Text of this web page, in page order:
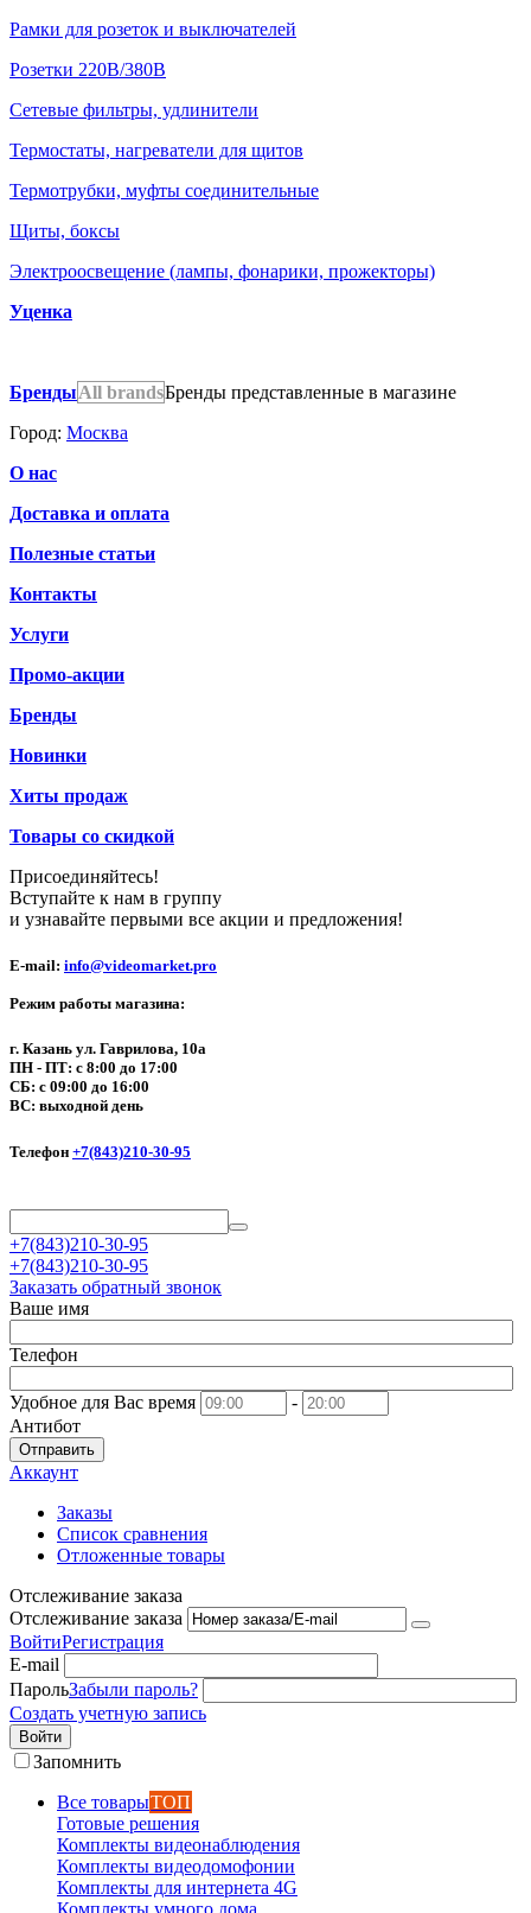
Рамки для розеток и выключателей
Розетки 220В/380В
Сетевые фильтры, удлинители
Термостаты, нагреватели для щитов
Термотрубки, муфты соединительные
Щиты, боксы
Электроосвещение (лампы, фонарики, прожекторы)
Уценка
БрендыAll brandsБренды представленные в магазине
Город: Москва
О нас
Доставка и оплата
Полезные статьи
Контакты
Услуги
Промо-акции
Бренды
Новинки
Хиты продаж
Товары со скидкой
Присоединяйтесь!
Вступайте к нам в группу
и узнавайте первыми все акции и предложения!
E-mail: info@videomarket.pro
Режим работы магазина:
г. Казань ул. Гаврилова, 10а
ПН - ПТ: с 8:00 до 17:00
СБ: с 09:00 до 16:00
ВС: выходной день
Телефон +7(843)210-30-95
+7(843)210-30-95
+7(843)210-30-95
Заказать обратный звонок
Ваше имя
Телефон
Удобное для Вас время
-
Антибот
Отправить
Аккаунт
Заказы
Список сравнения
Отложенные товары
Отслеживание заказа
Отслеживание заказа
ВойтиРегистрация
E-mail
ПарольЗабыли пароль?
Создать учетную запись
Войти
Запомнить
Все товарыТОП
Готовые решения
Комплекты видеонаблюдения
Комплекты видеодомофонии
Комплекты для интернета 4G
Комплекты умного дома